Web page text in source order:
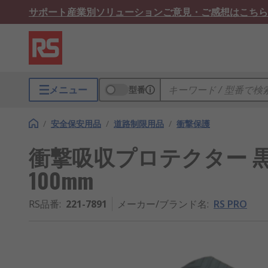
サポート産業別ソリューションご意見・ご感想はこちら
メニュー 型番
/ 安全保安用品 / 道路制限用品 / 衝撃保護
衝撃吸収プロテクター
100mm
RS品番: 221-7891 メーカー/ブランド名: RS PRO